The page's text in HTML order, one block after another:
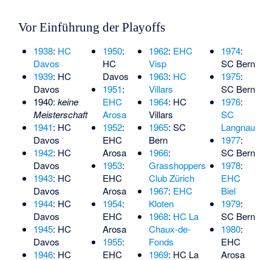
Vor Einführung der Playoffs
1938: HC
Davos
1939: HC
Davos
1940: keine
Meisterschaft
1941: HC
Davos
1942: HC
Davos
1943: HC
Davos
1944: HC
Davos
1945: HC
Davos
1946: HC
1950:
HC
Davos
1951:
EHC
Arosa
1952:
EHC
Arosa
1953:
EHC
Arosa
1954:
EHC
Arosa
1955:
EHC
1962: EHC
Visp
1963: HC
Villars
1964: HC
Villars
1965: SC
Bern
1966:
Grasshoppers
Club Zürich
1967: EHC
Kloten
1968: HC La
Chaux-de-
Fonds
1969: HC La
1974:
SC Bern
1975:
SC Bern
1976:
SC
Langnau
1977:
SC Bern
1978:
EHC
Biel
1979:
SC Bern
1980:
EHC
Arosa